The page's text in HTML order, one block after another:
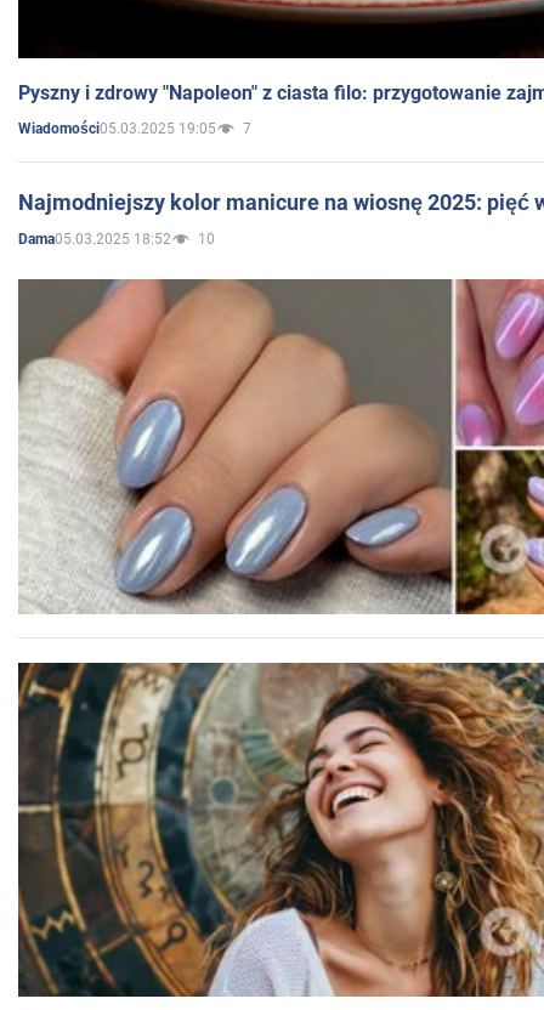
Pyszny i zdrowy "Napoleon" z ciasta filo: przygotowanie
Wiadomości05.03.2025 19:05 7
Najmodniejszy kolor manicure na wiosnę 2025: pięć
Dama05.03.2025 18:52 10